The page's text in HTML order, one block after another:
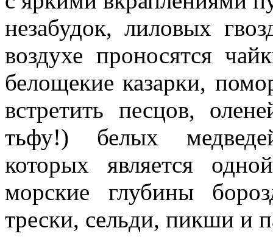
незабудок, лиловых
воздухе проносятся
белощекие казарки,
встретить песцов,
тьфу!) белых
которых является
морские глубины
трески, сельди, пикши и